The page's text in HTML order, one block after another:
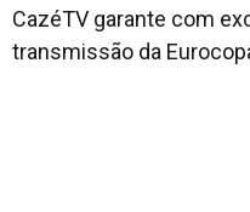
CazéTV garante com
transmissão da